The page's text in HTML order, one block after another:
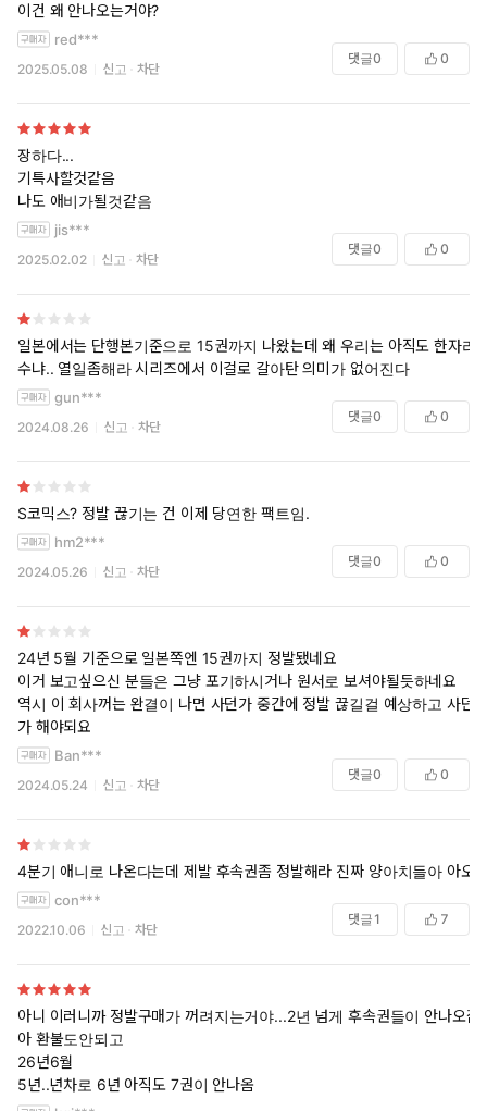
이건 왜 안나오는거야?
red***
2025.05.08 신고 차단
댓글0 0
장하다...
기특사할것같음
나도 애비가될것같음
jis***
2025.02.02 신고 차단
댓글0 0
일본에서는 단행본기준으로 15권까지 나왔는데 왜 우리는 아직도 한자리
수냐.. 열일좀해라 시리즈에서 이걸로 갈아탄 의미가 없어진다
gun***
2024.08.26 신고 차단
댓글0 0
S코믹스? 정발 끊기는 건 이제 당연한 팩트임.
hm2***
2024.05.26 신고 차단
댓글0 0
24년 5월 기준으로 일본쪽엔 15권까지 정발됐네요
이거 보고싶으신 분들은 그냥 포기하시거나 원서로 보셔야될듯하네요
역시 이 회사꺼는 완결이 나면 사던가 중간에 정발 끊길걸 예상하고 사던
가 해야되요
Ban***
2024.05.24 신고 차단
댓글0 0
4분기 애니로 나온다는데 제발 후속권좀 정발해라 진짜 양아치들아 아오
con***
2022.10.06 신고 차단
댓글 1 7
아니 이러니까 정발구매가 꺼려지는거야...2년 넘게 후속권들이 안나오잖
아 환불도안되고
26년6월
5년..년차로 6년 아직도 7권이 안나옴